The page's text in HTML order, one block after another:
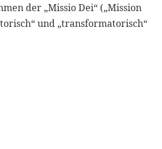
der „Missio Dei“ („Mission
und „transformatorisch“